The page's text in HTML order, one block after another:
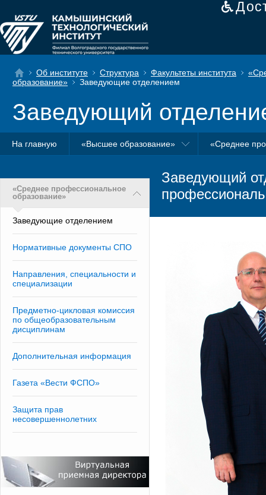
Об институте Структура Факультеты института
образование»
Заведующие отделением
Заведующий
На главную «Высшее образование» «Среднее
«Среднее профессиональное
образование»
Заведующие отделением
Нормативные документы СПО
Направления, специальности и
специализации
Предметно-цикловая комиссия
по общеобразовательным
дисциплинам
Дополнительная информация
Газета «Вести ФСПО»
Защита прав
несовершеннолетних
Заведующий